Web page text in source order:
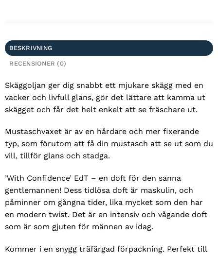
BESKRIVNING
RECENSIONER (0)
Skäggoljan ger dig snabbt ett mjukare skägg med en
vacker och livfull glans, gör det lättare att kamma ut
skägget och får det helt enkelt att se fräschare ut.
Mustaschvaxet är av en hårdare och mer fixerande
typ, som förutom att få din mustasch att se ut som du
vill, tillför glans och stadga.
’With Confidence’ EdT – en doft för den sanna
gentlemannen! Dess tidlösa doft är maskulin, och
påminner om gångna tider, lika mycket som den har
en modern twist. Det är en intensiv och vågande doft
som är som gjuten för männen av idag.
Kommer i en snygg träfärgad förpackning. Perfekt till